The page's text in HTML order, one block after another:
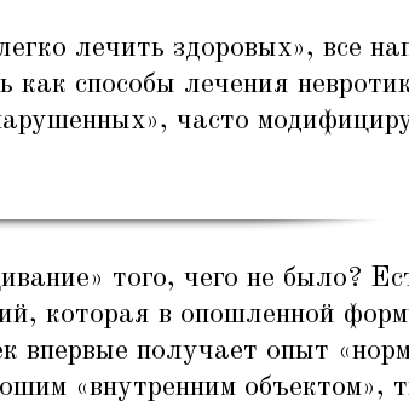
лечить здоровых», все
как способы лечения
часто
того, чего не было?
которая в опошленной
впервые получает опыт «
«внутренним объектом»,